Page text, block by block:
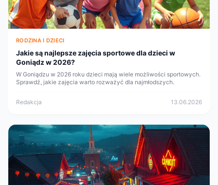
RODZINA I DZIECI
Jakie są najlepsze zajęcia sportowe dla dzieci w
Goniądz w 2026?
W Goniądzu w 2026 roku dzieci mają wiele możliwości sportowych.
Sprawdź, jakie zajęcia warto rozważyć dla najmłodszych.
Redakcja 13.06.2026